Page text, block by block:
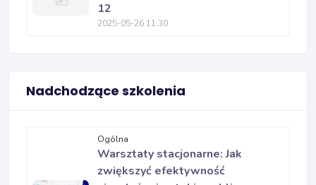
12
2025-05-26 11:30
Nadchodzące szkolenia
Ogólna
Warsztaty stacjonarne: Jak
zwiększyć efektywność